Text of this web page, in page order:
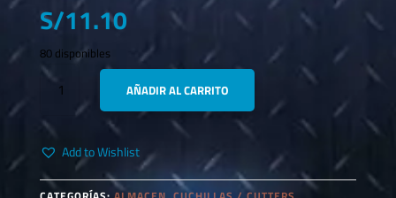
S/11.10
80 disponibles
STANLEY
CUCHILLA
STANDARD
CANTIDAD
AÑADIR AL CARRITO
Add to Wishlist